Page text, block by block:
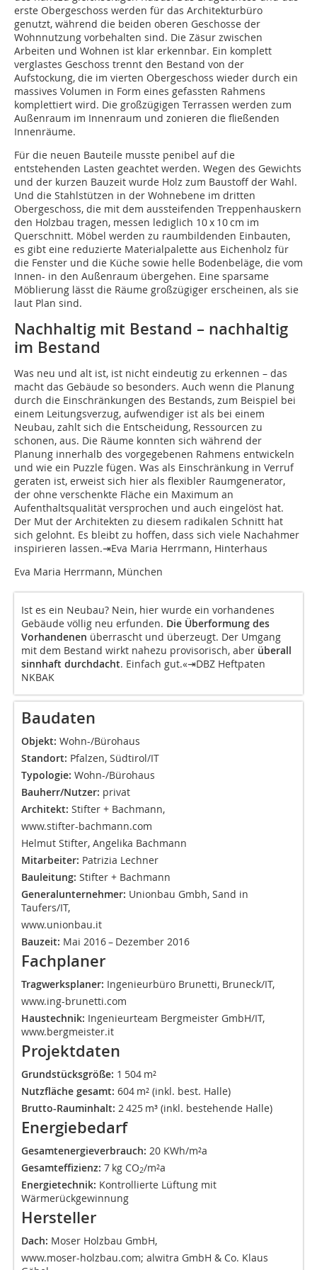
erste Obergeschoss werden für das Architekturbüro
genutzt, während die beiden oberen Geschosse der
Wohnnutzung vorbehalten sind. Die Zäsur zwischen
Arbeiten und Wohnen ist klar erkennbar. Ein komplett
verglastes Geschoss trennt den Bestand von der
Aufstockung, die im vierten Obergeschoss wieder durch ein
massives Volumen in Form eines gefassten Rahmens
komplettiert wird. Die großzügigen Terrassen werden zum
Außenraum im Innenraum und zonieren die fließenden
Innenräume.
Für die neuen Bauteile musste penibel auf die
entstehenden Lasten geachtet werden. Wegen des Gewichts
und der kurzen Bauzeit wurde Holz zum Baustoff der Wahl.
Und die Stahlstützen in der Wohnebene im dritten
Obergeschoss, die mit dem aussteifenden Treppenhauskern
den Holzbau tragen, messen lediglich 10 x 10 cm im
Querschnitt. Möbel werden zu raumbildenden Einbauten,
es gibt eine reduzierte Materialpalette aus Eichenholz für
die Fenster und die Küche sowie helle Bodenbeläge, die vom
Innen- in den Außenraum übergehen. Eine sparsame
Möblierung lässt die Räume großzügiger erscheinen, als sie
laut Plan sind.
Nachhaltig mit Bestand – nachhaltig
im Bestand
Was neu und alt ist, ist nicht eindeutig zu erkennen – das
macht das Gebäude so besonders. Auch wenn die Planung
durch die Einschränkungen des Bestands, zum Beispiel bei
einem Leitungsverzug, aufwendiger ist als bei einem
Neubau, zahlt sich die Entscheidung, Ressourcen zu
schonen, aus. Die Räume konnten sich während der
Planung innerhalb des vorgegebenen Rahmens entwickeln
und wie ein Puzzle fügen. Was als Einschränkung in Verruf
geraten ist, erweist sich hier als flexibler Raumgenerator,
der ohne verschenkte Fläche ein Maximum an
Aufenthaltsqualität versprochen und auch eingelöst hat.
Der Mut der Architekten zu diesem radikalen Schnitt hat
sich gelohnt. Es bleibt zu hoffen, dass sich viele Nachahmer
inspirieren lassen.⇥Eva Maria Herrmann, Hinterhaus
Eva Maria Herrmann, München
Ist es ein Neubau? Nein, hier wurde ein vorhandenes
Gebäude völlig neu erfunden. Die Überformung des
Vorhandenen überrascht und überzeugt. Der Umgang
mit dem Bestand wirkt nahezu provisorisch, aber überall
sinnhaft durchdacht. Einfach gut.«⇥DBZ Heftpaten
NKBAK
Baudaten
Objekt: Wohn-/Bürohaus
Standort: Pfalzen, Südtirol/IT
Typologie: Wohn-/Bürohaus
Bauherr/Nutzer: privat
Architekt: Stifter + Bachmann,
www.stifter-bachmann.com
Helmut Stifter, Angelika Bachmann
Mitarbeiter: Patrizia Lechner
Bauleitung: Stifter + Bachmann
Generalunternehmer: Unionbau Gmbh, Sand in
Taufers/IT,
www.unionbau.it
Bauzeit: Mai 2016 – Dezember 2016
Fachplaner
Tragwerksplaner: Ingenieurbüro Brunetti, Bruneck/IT,
www.ing-brunetti.com
Haustechnik: Ingenieurteam Bergmeister GmbH/IT,
www.bergmeister.it
Projektdaten
Grundstücksgröße: 1 504 m²
Nutzfläche gesamt: 604 m² (inkl. best. Halle)
Brutto-Rauminhalt: 2 425 m³ (inkl. bestehende Halle)
Energiebedarf
Gesamtenergieverbrauch: 20 KWh/m²a
Gesamteffizienz: 7 kg CO2/m²a
Energietechnik: Kontrollierte Lüftung mit
Wärmerückgewinnung
Hersteller
Dach: Moser Holzbau GmbH,
www.moser-holzbau.com; alwitra GmbH & Co. Klaus